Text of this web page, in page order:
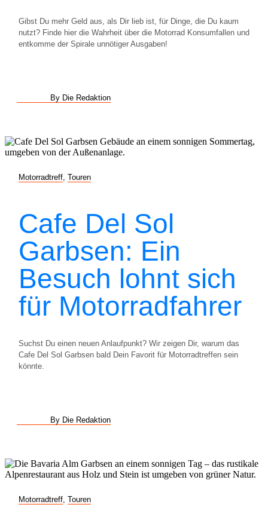
Gibst Du mehr Geld aus, als Dir lieb ist, für Dinge, die Du kaum
nutzt? Finde hier die Wahrheit über die Motorrad Konsumfallen und
entkomme der Spirale unnötiger Ausgaben!
By Die Redaktion
Motorradtreff Touren
Cafe Del Sol
Garbsen: Ein
Besuch lohnt sich
für Motorradfahrer
Suchst Du einen neuen Anlaufpunkt? Wir zeigen Dir, warum das
Cafe Del Sol Garbsen bald Dein Favorit für Motorradtreffen sein
könnte.
By Die Redaktion
Motorradtreff Touren